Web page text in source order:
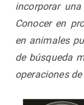
incorporar
Conocer en
en animales
de búsqueda
operaciones